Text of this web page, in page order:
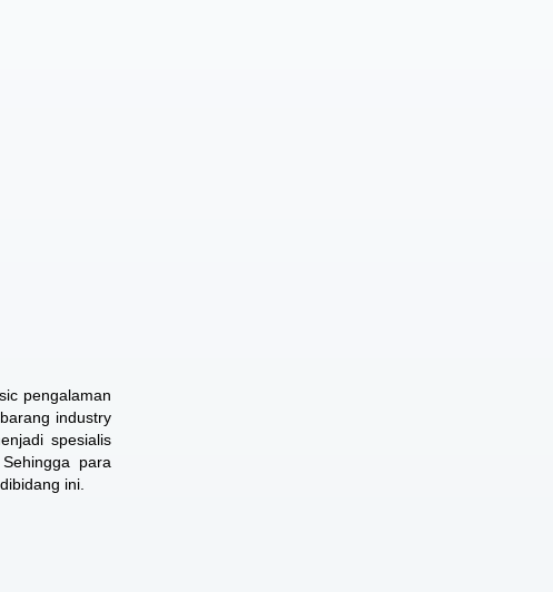
pengalaman
industry
spesialis
para
ini.